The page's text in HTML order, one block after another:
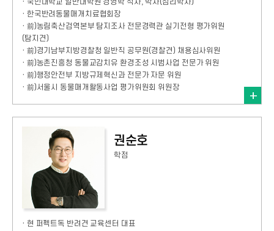
· 한국반려동물매개치료협회장
· 前)농림축산검역본부 탐지조사 전문경력관 실기전형 평가위원
(탐지견)
· 前)경기남부지방경찰청 일반직 공무원(경찰견) 채용심사위원
· 前)농촌진흥청 동물교감치유 환경조성 시범사업 전문가 위원
· 前)행정안전부 지방규제혁신과 전문가 자문 위원
· 前)서울시 동물매개활동사업 평가위원회 위원장
권순호
학점
· 현 퍼펙트독 반려견 교육센터 대표